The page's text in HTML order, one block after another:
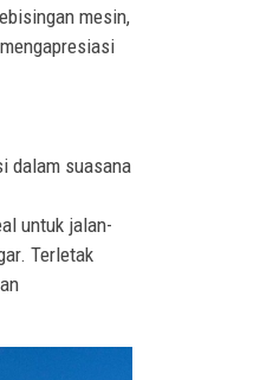
mesin,
dalam suasana
untuk jalan-
Terletak